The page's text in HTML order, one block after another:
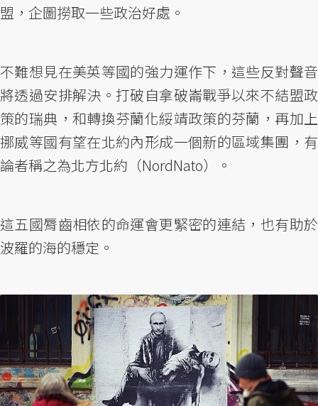
盟，企圖撈取一些政治好處。
不難想見在美英等國的強力運作下，這些反對聲音
將透過安排解決。打破自拿破崙戰爭以來不結盟政
策的瑞典，和轉換芬蘭化綏靖政策的芬蘭，再加上
挪威等國有望在北約內形成一個新的區域集團，有
論者稱之為北方北約（NordNato）。
這五國脣齒相依的命運會更緊密的連結，也有助於
波羅的海的穩定。